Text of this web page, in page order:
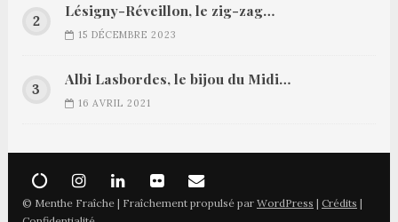
Lésigny-Réveillon, le zig-zag…
15 DÉCEMBRE 2023
Albi Lasbordes, le bijou du Midi…
16 AVRIL 2021
© Menthe Fraîche | Fraîchement propulsé par WordPress | Crédits |